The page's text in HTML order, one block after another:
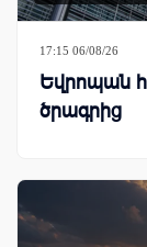
17:15 06/08/26
Եվրոպան
ծրագրից